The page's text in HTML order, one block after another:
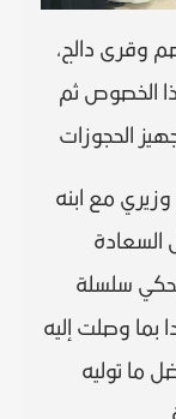
وقرى دالج،
الخصوص ثم
الحجوزات
مع ابنه
السعادة
سلسلة
بما وصلت إليه
ما توليه